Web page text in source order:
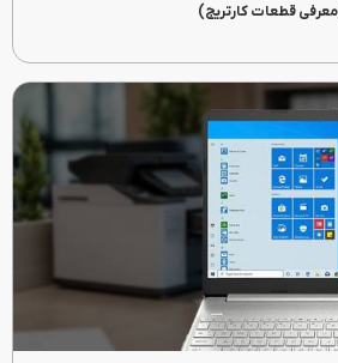
قطعات کارتریج)